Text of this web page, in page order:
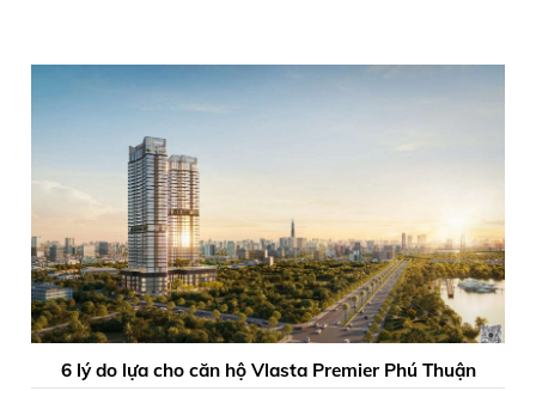
6 lý do lựa cho căn hộ Vlasta Premier Phú Thuận